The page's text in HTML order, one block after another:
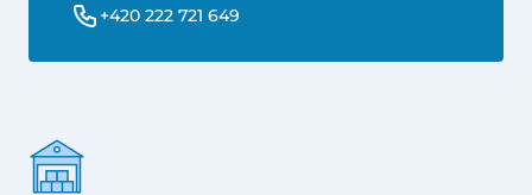
+420 222 721 649